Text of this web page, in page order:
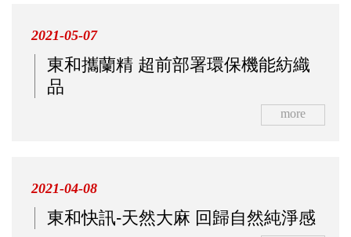
2021-05-07
東和攜蘭精 超前部署環保機能紡織
品
more
2021-04-08
東和快訊-天然大麻 回歸自然純淨感